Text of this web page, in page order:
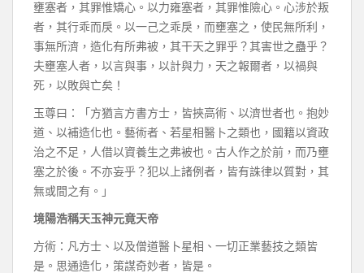
壅塞者，其罪惟矯心。以力雍塞者，其罪惟險心。心涉於叛
者，其行乖而戾。以一己之乖戾，而壅塞之，使民無所利，
事無所濟，造化有所弗被，其干天之罪乎？其害世之蠱乎？
夫壅塞人者，以言與事，以計與力，天之報爾者，以禍與
死，以敗與亡矣！
玉尊曰：「方猶言方書方士，皆挾高術、以濟世者也。抱妙
道、以補造化也。藝術者、若星相醫卜之類也，國籍以資政
治之不足，人借以資養生之弗被也。古人作之於前，而乃壅
塞之於後。不亦妄乎？犯以上諸例者，皆有誅律以質對，其
無或間之有。」
境陽浩稱天玉神元竟天帝
方術：凡方士、以及僧道醫卜星相、一切正業藝技之類皆
是。思通造化，策謀奇妙者，皆是。